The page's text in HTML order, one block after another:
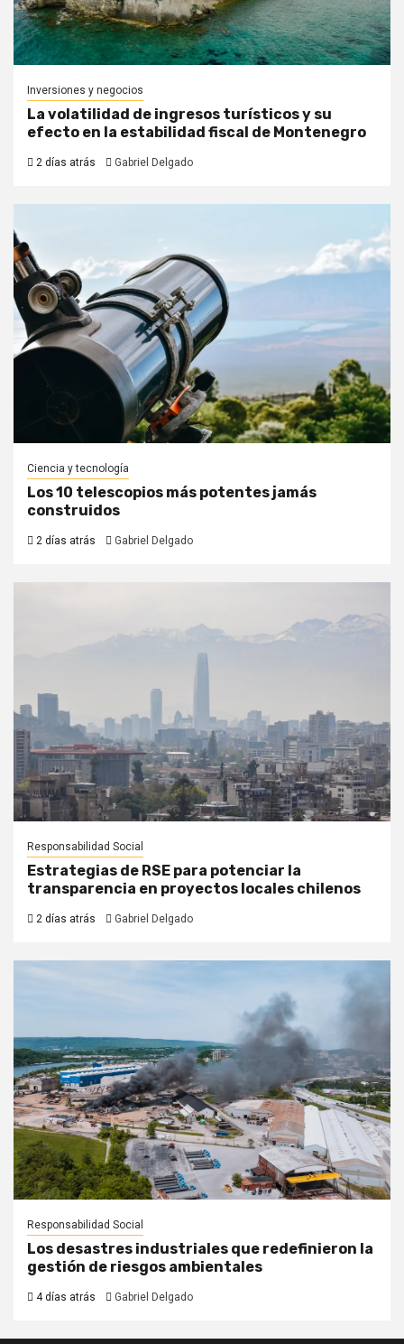
Inversiones y negocios
La volatilidad de ingresos turísticos y su
efecto en la estabilidad fiscal de Montenegro
2 días atrás Gabriel Delgado
Ciencia y tecnología
Los 10 telescopios más potentes jamás
construidos
2 días atrás Gabriel Delgado
Responsabilidad Social
Estrategias de RSE para potenciar la
transparencia en proyectos locales chilenos
2 días atrás Gabriel Delgado
Responsabilidad Social
Los desastres industriales que redefinieron la
gestión de riesgos ambientales
4 días atrás Gabriel Delgado